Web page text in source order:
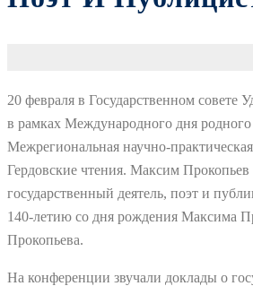
20 февраля в Государственном совете
в рамках Международного дня родного
Межрегиональная научно-
Гердовские чтения. Максим
государственный деятель, поэт и
140-летию со дня рождения Максима
Прокопьева.
На конференции звучали доклады о